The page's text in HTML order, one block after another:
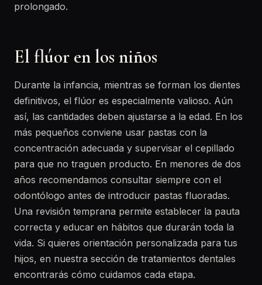
prolongado.
El flúor en los niños
Durante la infancia, mientras se forman los dientes
definitivos, el flúor es especialmente valioso. Aún
así, las cantidades deben ajustarse a la edad. En los
más pequeños conviene usar pastas con la
concentración adecuada y supervisar el cepillado
para que no traguen producto. En menores de dos
años recomendamos consultar siempre con el
odontólogo antes de introducir pastas fluoradas.
Una revisión temprana permite establecer la pauta
correcta y educar en hábitos que durarán toda la
vida. Si quieres orientación personalizada para tus
hijos, en nuestra sección de tratamientos dentales
encontrarás cómo cuidamos cada etapa.